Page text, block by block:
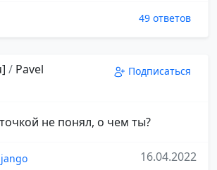
49 ответов
/ Pavel
Подписаться
не понял, о чем ты?
16.04.2022